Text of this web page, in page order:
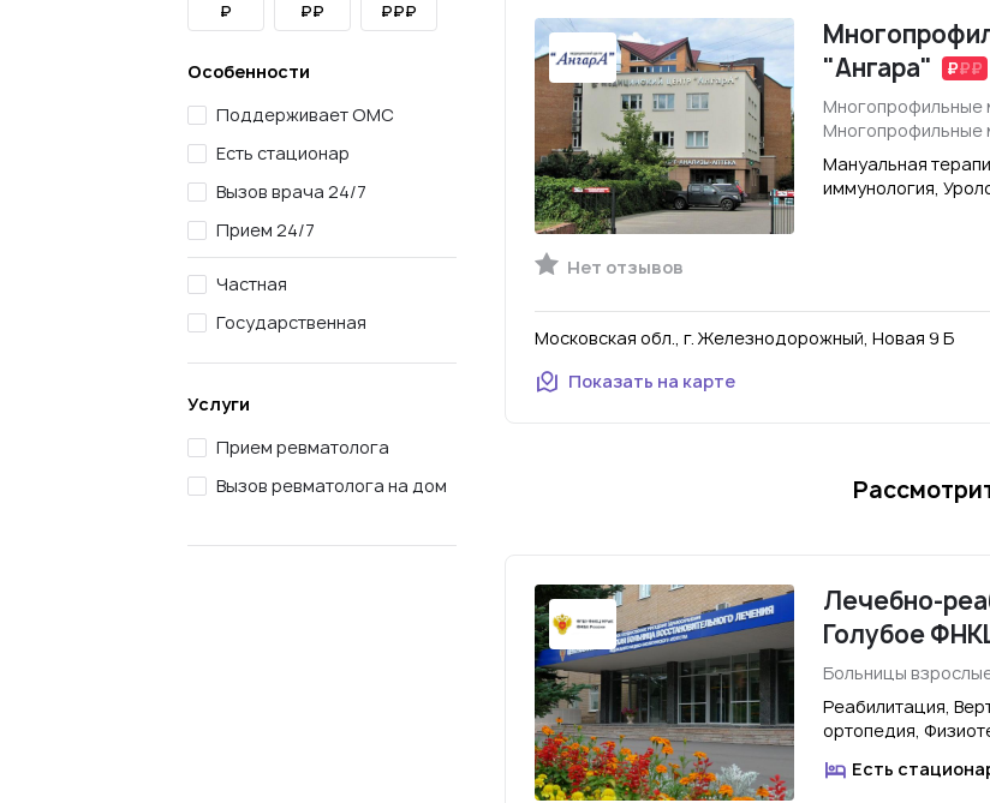
₽ ₽₽ ₽₽₽
Особенности
Поддерживает ОМС
Есть стационар
Вызов врача 24/7
Прием 24/7
Частная
Государственная
Услуги
Прием ревматолога
Вызов ревматолога на дом
"Ангара"
Многопрофильные
Многопрофильные
Мануальная
иммунология,
Нет отзывов
Московская обл., г. Железнодорожный, Новая 9 Б
Показать на карте
Лечебно-
Голубое
Больницы
Реабилитация,
ортопедия,
Есть